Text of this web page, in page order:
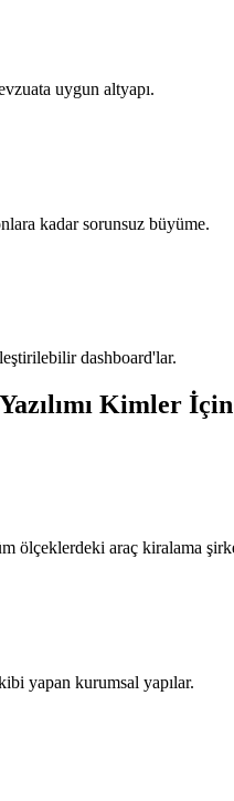
uygun altyapı.
kadar sorunsuz büyüme.
dashboard'lar.
Kimler
ölçeklerdeki araç kiralama
yapan kurumsal yapılar.